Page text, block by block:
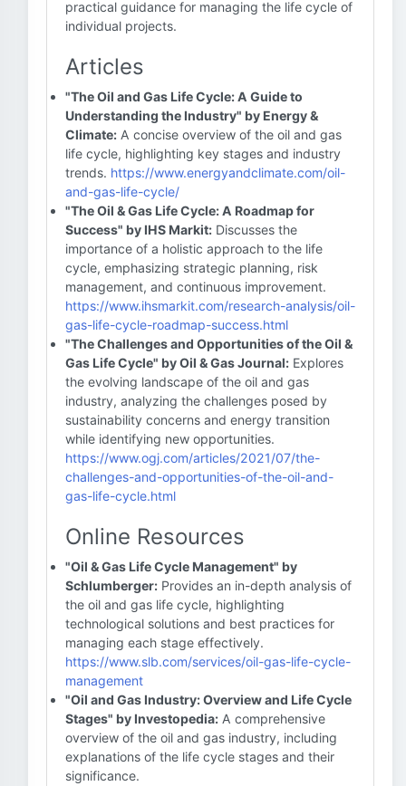
practical guidance for managing the life cycle of
individual projects.
Articles
"The Oil and Gas Life Cycle: A Guide to
Understanding the Industry" by Energy &
Climate: A concise overview of the oil and gas
life cycle, highlighting key stages and industry
trends. https://www.energyandclimate.com/oil-
and-gas-life-cycle/
"The Oil & Gas Life Cycle: A Roadmap for
Success" by IHS Markit: Discusses the
importance of a holistic approach to the life
cycle, emphasizing strategic planning, risk
management, and continuous improvement.
https://www.ihsmarkit.com/research-analysis/oil-
gas-life-cycle-roadmap-success.html
"The Challenges and Opportunities of the Oil &
Gas Life Cycle" by Oil & Gas Journal: Explores
the evolving landscape of the oil and gas
industry, analyzing the challenges posed by
sustainability concerns and energy transition
while identifying new opportunities.
https://www.ogj.com/articles/2021/07/the-
challenges-and-opportunities-of-the-oil-and-
gas-life-cycle.html
Online Resources
"Oil & Gas Life Cycle Management" by
Schlumberger: Provides an in-depth analysis of
the oil and gas life cycle, highlighting
technological solutions and best practices for
managing each stage effectively.
https://www.slb.com/services/oil-gas-life-cycle-
management
"Oil and Gas Industry: Overview and Life Cycle
Stages" by Investopedia: A comprehensive
overview of the oil and gas industry, including
explanations of the life cycle stages and their
significance.